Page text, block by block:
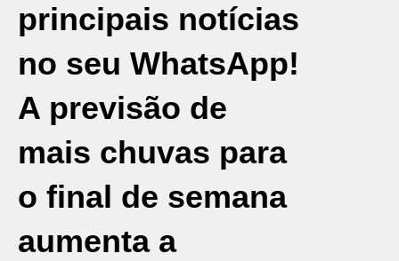
principais notícias
no seu WhatsApp!
A previsão de
mais chuvas para
o final de semana
aumenta a